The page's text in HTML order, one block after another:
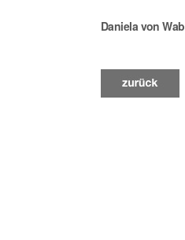
Daniela von